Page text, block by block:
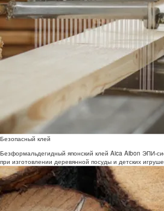
Безопасный клей
Безформальдегидный японский клей Aica Aibon ЭПИ-
при изготовлении деревянной посуды и детских